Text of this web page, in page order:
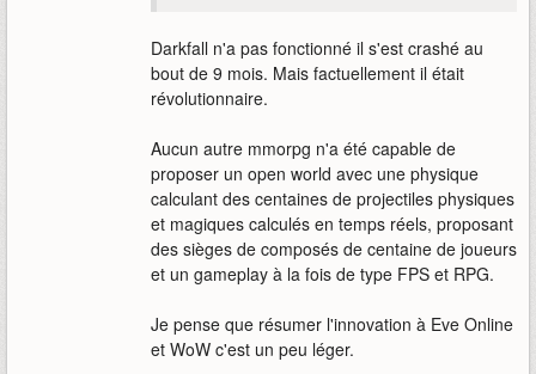
Darkfall n'a pas fonctionné il s'est crashé au
bout de 9 mois. Mais factuellement il était
révolutionnaire.
Aucun autre mmorpg n'a été capable de
proposer un open world avec une physique
calculant des centaines de projectiles physiques
et magiques calculés en temps réels, proposant
des sièges de composés de centaine de joueurs
et un gameplay à la fois de type FPS et RPG.
Je pense que résumer l'innovation à Eve Online
et WoW c'est un peu léger.